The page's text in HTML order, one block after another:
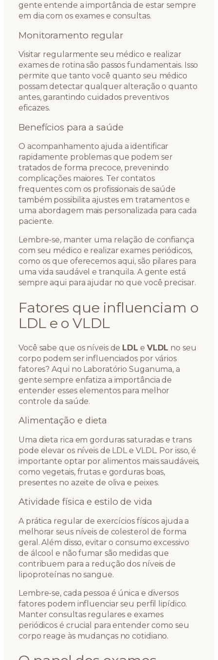
gente entende a importância de estar sempre
em dia com os exames e consultas.
Monitoramento regular
Visitar regularmente seu médico e realizar
exames de rotina são passos fundamentais. Isso
permite que tanto você quanto seu médico
possam detectar qualquer alteração o quanto
antes, garantindo cuidados preventivos
eficazes.
Benefícios para a saúde
O acompanhamento ajuda a identificar
rapidamente problemas que podem ser
tratados de forma precoce, prevenindo
complicações maiores. Ter contatos
frequentes com os profissionais de saúde
também possibilita ajustes em tratamentos e
uma abordagem mais personalizada para cada
paciente.
Lembre-se, manter uma relação de confiança
com seu médico e realizar exames periódicos,
como os que oferecemos aqui, são pilares para
uma vida saudável e tranquila. A gente está
sempre aqui para ajudar no que você precisar.
Fatores que influenciam o
LDL e o VLDL
Você sabe que os níveis de LDL e VLDL no seu
corpo podem ser influenciados por vários
fatores? Aqui no Laboratório Suganuma, a
gente sempre enfatiza a importância de
entender esses elementos para melhor
controle da saúde.
Alimentação e dieta
Uma dieta rica em gorduras saturadas e trans
pode elevar os níveis de LDL e VLDL. Por isso, é
importante optar por alimentos mais saudáveis,
como vegetais, frutas e gorduras boas,
presentes no azeite de oliva e peixes.
Atividade física e estilo de vida
A prática regular de exercícios físicos ajuda a
melhorar seus níveis de colesterol de forma
geral. Além disso, evitar o consumo excessivo
de álcool e não fumar são medidas que
contribuem para a redução dos níveis de
lipoproteínas no sangue.
Lembre-se, cada pessoa é única e diversos
fatores podem influenciar seu perfil lipídico.
Manter consultas regulares e exames
periódicos é crucial para entender como seu
corpo reage às mudanças no cotidiano.